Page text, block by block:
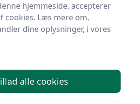
Tøj
strømpebukser
- 0
hjemmeside, accepterer
cookies. Læs mere om,
dine oplysninger, i vores
alle cookies